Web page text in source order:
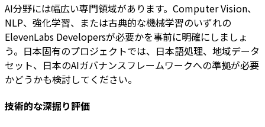
AI分野には幅広い専門領域があります。Computer Vision、
NLP、強化学習、または古典的な機械学習のいずれの
ElevenLabs Developersが必要かを事前に明確にしましょ
う。日本固有のプロジェクトでは、日本語処理、地域データ
セット、日本のAIガバナンスフレームワークへの準拠が必要
かどうかも検討してください。
技術的な深掘り評価